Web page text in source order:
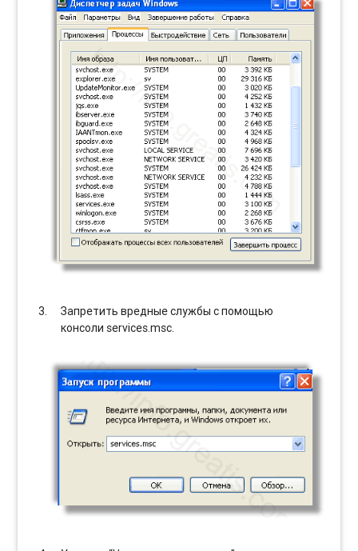
Запретить вредные службы с помощью
консоли services.msc.